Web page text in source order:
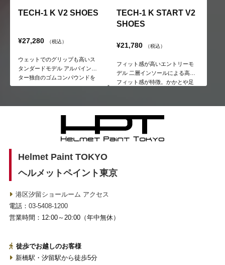
TECH-1 K V2 SHOES
¥27,280 （税込）
ウェットでのグリップも高いス
タンダードモデル アルパインス
ター独自のゴムコンパウンドを
持つソールを採用。ドライとウ
る。
TECH-1 K START V2
SHOES
¥21,780 （税込）
フィット感が高いエントリーモ
デル 二層インソールによる高い
フィット感が特徴。かかとや足
Helmet Paint TOKYO
ヘルメットペイント東京
港区汐留ショールーム アクセス
電話： 03-5408-1200
営業時間：12:00～20:00（年中無休）
徒歩でお越しのお客様
新橋駅・汐留駅から徒歩5分